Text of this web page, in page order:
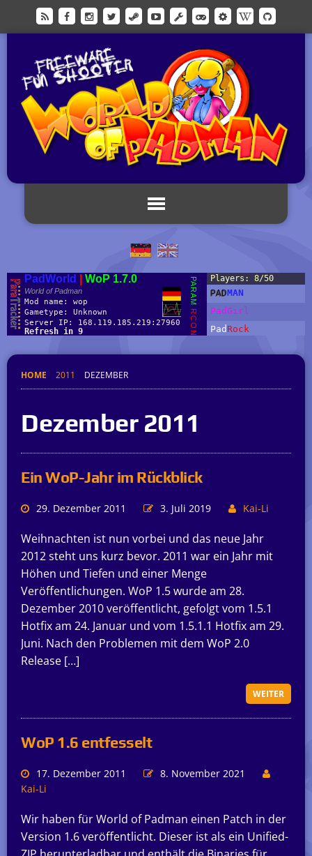
HOME 2011 DEZEMBER
Dezember 2011
Ein WoP-Jahr im Rückblick
29. Dezember 2011 3. Juli 2019 Kai-Li
Weihnachten ist nun vorbei und das neue Jahr
2012 steht uns kurz bevor. 2011 war ein Jahr mit
Höhen und Tiefen und einer Menge
Veröffentlichungen. WoP 1.5 wurde am 28.
Dezember 2010 veröffentlicht, gefolgt vom 1.5.1
Hotfix am 24. Januar und vom 1.5.1.1 Hotfix am 29.
Juni. Nach den Problemen mit dem WoP 2.0
Release […]
WEITER
WoP 1.6 entfesselt
17. Dezember 2011
8. November 2021
Kai-Li
Wir haben für World of Padman einen Patch in der
Version 1.6 veröffentlicht. Dieser ist als ein Unified-